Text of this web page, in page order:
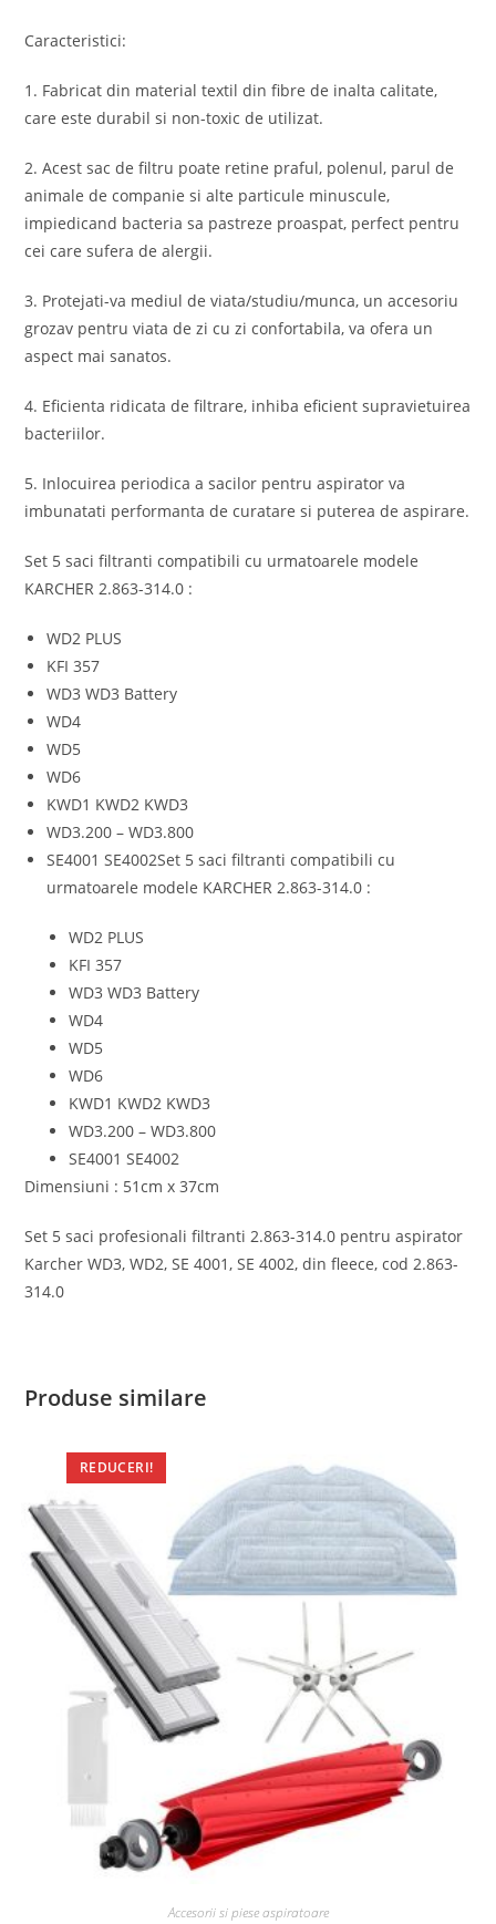
Caracteristici:
1. Fabricat din material textil din fibre de inalta calitate,
care este durabil si non-toxic de utilizat.
2. Acest sac de filtru poate retine praful, polenul, parul de
animale de companie si alte particule minuscule,
impiedicand bacteria sa pastreze proaspat, perfect pentru
cei care sufera de alergii.
3. Protejati-va mediul de viata/studiu/munca, un accesoriu
grozav pentru viata de zi cu zi confortabila, va ofera un
aspect mai sanatos.
4. Eficienta ridicata de filtrare, inhiba eficient supravietuirea
bacteriilor.
5. Inlocuirea periodica a sacilor pentru aspirator va
imbunatati performanta de curatare si puterea de aspirare.
Set 5 saci filtranti compatibili cu urmatoarele modele
KARCHER 2.863-314.0 :
WD2 PLUS
KFI 357
WD3 WD3 Battery
WD4
WD5
WD6
KWD1 KWD2 KWD3
WD3.200 – WD3.800
SE4001 SE4002Set 5 saci filtranti compatibili cu
urmatoarele modele KARCHER 2.863-314.0 :
WD2 PLUS
KFI 357
WD3 WD3 Battery
WD4
WD5
WD6
KWD1 KWD2 KWD3
WD3.200 – WD3.800
SE4001 SE4002
Dimensiuni : 51cm x 37cm
Set 5 saci profesionali filtranti 2.863-314.0 pentru aspirator
Karcher WD3, WD2, SE 4001, SE 4002, din fleece, cod 2.863-
314.0
Produse similare
REDUCERI!
Accesorii si piese aspiratoare